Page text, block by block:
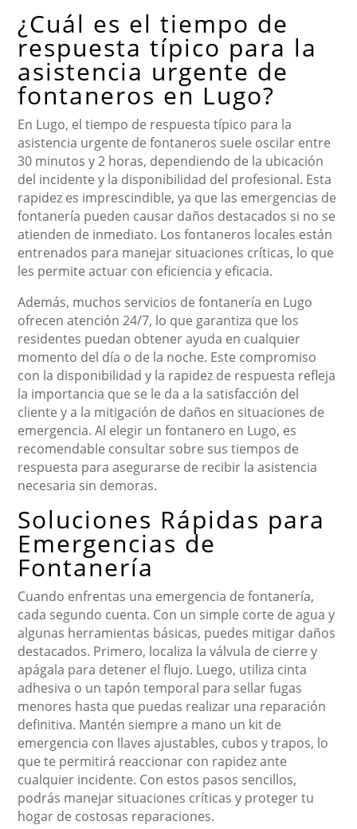
¿Cuál es el tiempo de
respuesta típico para la
asistencia urgente de
fontaneros en Lugo?
En Lugo, el tiempo de respuesta típico para la
asistencia urgente de fontaneros suele oscilar entre
30 minutos y 2 horas, dependiendo de la ubicación
del incidente y la disponibilidad del profesional. Esta
rapidez es imprescindible, ya que las emergencias de
fontanería pueden causar daños destacados si no se
atienden de inmediato. Los fontaneros locales están
entrenados para manejar situaciones críticas, lo que
les permite actuar con eficiencia y eficacia.
Además, muchos servicios de fontanería en Lugo
ofrecen atención 24/7, lo que garantiza que los
residentes puedan obtener ayuda en cualquier
momento del día o de la noche. Este compromiso
con la disponibilidad y la rapidez de respuesta refleja
la importancia que se le da a la satisfacción del
cliente y a la mitigación de daños en situaciones de
emergencia. Al elegir un fontanero en Lugo, es
recomendable consultar sobre sus tiempos de
respuesta para asegurarse de recibir la asistencia
necesaria sin demoras.
Soluciones Rápidas para
Emergencias de
Fontanería
Cuando enfrentas una emergencia de fontanería,
cada segundo cuenta. Con un simple corte de agua y
algunas herramientas básicas, puedes mitigar daños
destacados. Primero, localiza la válvula de cierre y
apágala para detener el flujo. Luego, utiliza cinta
adhesiva o un tapón temporal para sellar fugas
menores hasta que puedas realizar una reparación
definitiva. Mantén siempre a mano un kit de
emergencia con llaves ajustables, cubos y trapos, lo
que te permitirá reaccionar con rapidez ante
cualquier incidente. Con estos pasos sencillos,
podrás manejar situaciones críticas y proteger tu
hogar de costosas reparaciones.